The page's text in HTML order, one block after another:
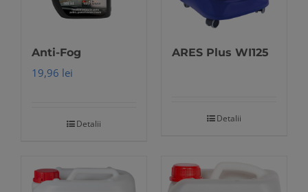
Anti-Fog
19,96 lei
Detalii
ARES Plus WI125
Detalii